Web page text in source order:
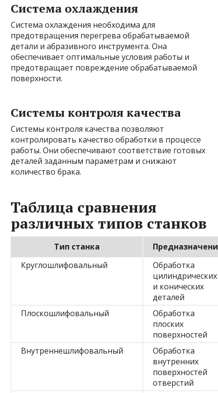
Система охлаждения
Система охлаждения необходима для
предотвращения перегрева обрабатываемой
детали и абразивного инструмента. Она
обеспечивает оптимальные условия работы и
предотвращает повреждение обрабатываемой
поверхности.
Системы контроля качества
Системы контроля качества позволяют
контролировать качество обработки в процессе
работы. Они обеспечивают соответствие готовых
деталей заданным параметрам и снижают
количество брака.
Таблица сравнения
различных типов станков
Тип станка
Круглошлифовальный
Обработка
цилиндрических
и конических
деталей
Плоскошлифовальный
Обработка
плоских
поверхностей
Внутреннешлифовальный
Обработка
внутренних
поверхностей
отверстий